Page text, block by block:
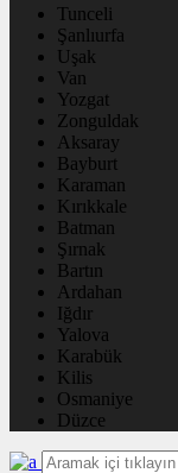
Tunceli
Şanlıurfa
Uşak
Van
Yozgat
Zonguldak
Aksaray
Bayburt
Karaman
Kırıkkale
Batman
Şırnak
Bartın
Ardahan
Iğdır
Yalova
Karabük
Kilis
Osmaniye
Düzce